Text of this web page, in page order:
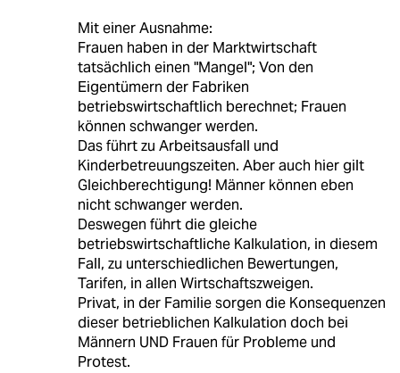
Mit einer Ausnahme:
Frauen haben in der Marktwirtschaft
tatsächlich einen "Mangel"; Von den
Eigentümern der Fabriken
betriebswirtschaftlich berechnet; Frauen
können schwanger werden.
Das führt zu Arbeitsausfall und
Kinderbetreuungszeiten. Aber auch hier gilt
Gleichberechtigung! Männer können eben
nicht schwanger werden.
Deswegen führt die gleiche
betriebswirtschaftliche Kalkulation, in diesem
Fall, zu unterschiedlichen Bewertungen,
Tarifen, in allen Wirtschaftszweigen.
Privat, in der Familie sorgen die Konsequenzen
dieser betrieblichen Kalkulation doch bei
Männern UND Frauen für Probleme und
Protest.